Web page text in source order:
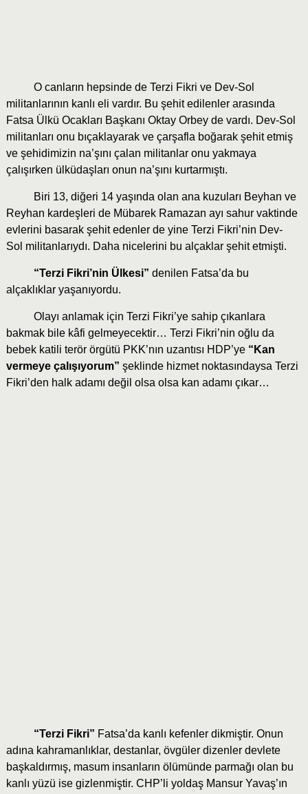
O canların hepsinde de Terzi Fikri ve Dev-Sol
militanlarının kanlı eli vardır. Bu şehit edilenler arasında
Fatsa Ülkü Ocakları Başkanı Oktay Orbey de vardı. Dev-Sol
militanları onu bıçaklayarak ve çarşafla boğarak şehit etmiş
ve şehidimizin na’şını çalan militanlar onu yakmaya
çalışırken ülküdaşları onun na’şını kurtarmıştı.
Biri 13, diğeri 14 yaşında olan ana kuzuları Beyhan ve
Reyhan kardeşleri de Mübarek Ramazan ayı sahur vaktinde
evlerini basarak şehit edenler de yine Terzi Fikri’nin Dev-
Sol militanlarıydı. Daha nicelerini bu alçaklar şehit etmişti.
“Terzi Fikri’nin Ülkesi” denilen Fatsa’da bu
alçaklıklar yaşanıyordu.
Olayı anlamak için Terzi Fikri’ye sahip çıkanlara
bakmak bile kâfi gelmeyecektir… Terzi Fikri’nin oğlu da
bebek katili terör örgütü PKK’nın uzantısı HDP’ye “Kan
vermeye çalışıyorum” şeklinde hizmet noktasındaysa Terzi
Fikri’den halk adamı değil olsa olsa kan adamı çıkar…
“Terzi Fikri” Fatsa’da kanlı kefenler dikmiştir. Onun
adına kahramanlıklar, destanlar, övgüler dizenler devlete
başkaldırmış, masum insanların ölümünde parmağı olan bu
kanlı yüzü ise gizlenmiştir. CHP’li yoldaş Mansur Yavaş’ın